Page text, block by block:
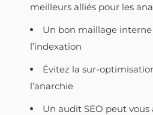
meilleurs alliés pour les
Un bon maillage
l’indexation
Évitez la sur-
l’anarchie
Un audit SEO peut